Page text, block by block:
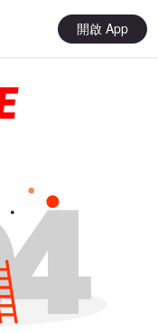
開啟 App